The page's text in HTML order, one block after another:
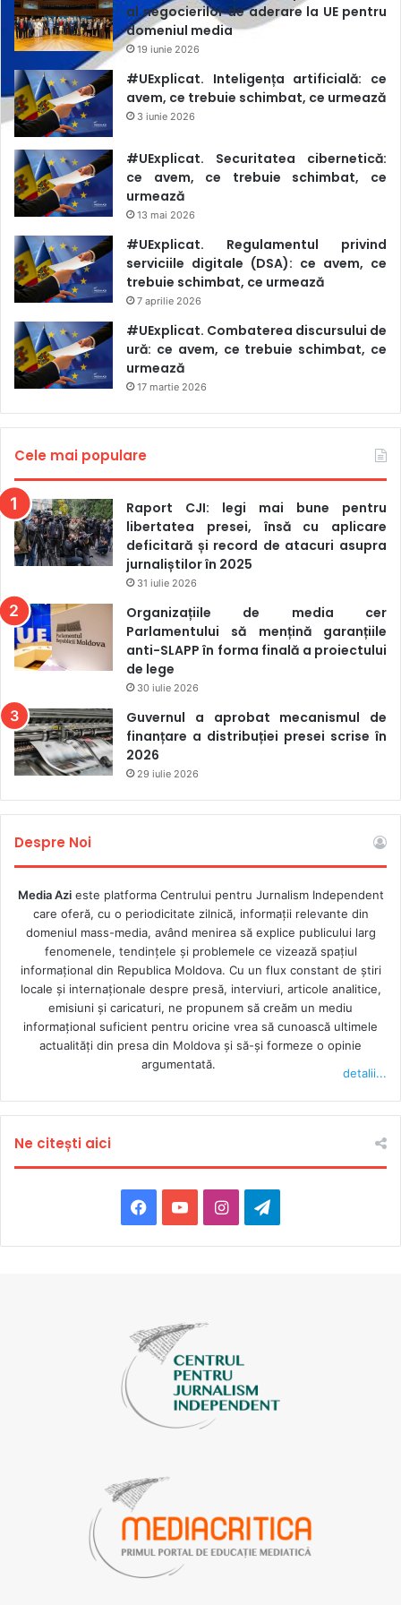
național și prevenirii riscului de dezinformare prin
răspândirea informațiilor false sau a tentativelor de
manipulare a opiniei publice, având la bază lista
persoanelor fizice și juridice supuse sancțiunilor
internaționale, prevăzută în Anexa nr. 1 la Dispoziția
Comisiei pentru Situații Excepționale nr. 45/2022, și
informațiile disponibile privind controlul exercitat de
acestea asupra unor furnizori de servicii media”. Media Azi
a scris și despre faptul că, după ce s-au plâns în instanță,
dosarul celor șase canale a ajuns de la Curtea de Apel la
Judecătoria Chișinău. Ambele instituții invocă faptul că e
de competența celeilalte să examineze cazul, iar soluția ar
urma să o ofere Curtea Supremă de Justiție.
al negocierilor de aderare la UE pentru
domeniul media
19 iunie 2026
#UExplicat. Inteligența artificială: ce
avem, ce trebuie schimbat, ce urmează
3 iunie 2026
#UExplicat. Securitatea cibernetică:
ce avem, ce trebuie schimbat, ce
urmează
13 mai 2026
#UExplicat. Regulamentul privind
serviciile digitale (DSA): ce avem, ce
trebuie schimbat, ce urmează
7 aprilie 2026
#UExplicat. Combaterea discursului de
ură: ce avem, ce trebuie schimbat, ce
urmează
17 martie 2026
Cele mai populare
Raport CJI: legi mai bune pentru
libertatea presei, însă cu aplicare
deficitară și record de atacuri asupra
jurnaliștilor în 2025
31 iulie 2026
Organizațiile de media cer
Parlamentului să mențină garanțiile
anti-SLAPP în forma finală a proiectului
de lege
30 iulie 2026
Guvernul a aprobat mecanismul de
finanțare a distribuției presei scrise în
2026
29 iulie 2026
Despre Noi
Media Azieste platforma Centrului pentru Jurnalism Independent
care oferă, cu o periodicitate zilnică, informații relevante din
domeniul mass-media, având menirea să explice publicului larg
fenomenele, tendințele și problemele ce vizează spațiul
informațional din Republica Moldova. Cu un flux constant de ştiri
locale şi internaţionale despre presă, interviuri, articole analitice,
emisiuni și caricaturi, ne propunem să creăm un mediu
informaţional suficient pentru oricine vrea să cunoască ultimele
actualităţi din presa din Moldova şi să-şi formeze o opinie
argumentată.
detalii...
Ne citești aici
Facebook
YouTubeInstagramTelegram